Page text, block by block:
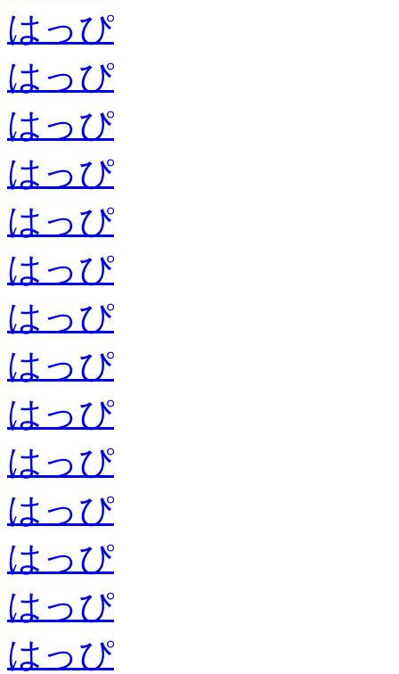
はっぴ
はっぴ
はっぴ
はっぴ
はっぴ
はっぴ
はっぴ
はっぴ
はっぴ
はっぴ
はっぴ
はっぴ
はっぴ
はっぴ